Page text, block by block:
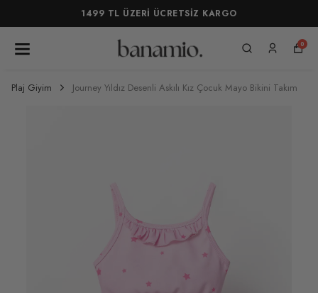
1499 TL ÜZERİ ÜCRETSİZ KARGO
0
Plaj Giyim Journey Yıldız Desenli Askılı Kız Çocuk Mayo Bikini Takım